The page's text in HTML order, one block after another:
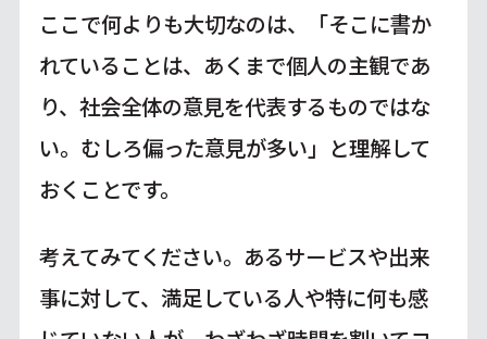
ここで何よりも大切なのは、「そこに書か
れていることは、あくまで個人の主観であ
り、社会全体の意見を代表するものではな
い。むしろ偏った意見が多い」と理解して
おくことです。
考えてみてください。あるサービスや出来
事に対して、満足している人や特に何も感